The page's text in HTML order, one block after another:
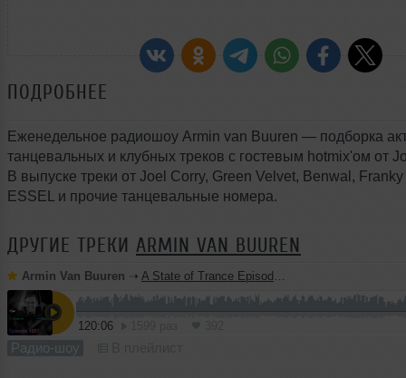
ПОДРОБНЕЕ
Еженедельное радиошоу Armin van Buuren — подборка
танцевальных и клубных треков с гостевым hotmix'ом от
В выпуске треки от Joel Corry, Green Velvet, Benwal,
ESSEL и прочие танцевальные номера.
ДРУГИЕ ТРЕКИ ARMIN VAN BUUREN
Armin Van Buuren ➝ A State of Trance Episode 1281 - Armin van Buuren
120:06
Радио-шоу